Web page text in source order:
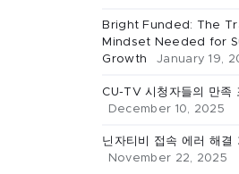
Bright Funded: The
Mindset Needed for
Growth
January 19,
CU-TV 시청자들의 만족
December 10, 2025
닌자티비 접속 에러 해결
November 22, 2025